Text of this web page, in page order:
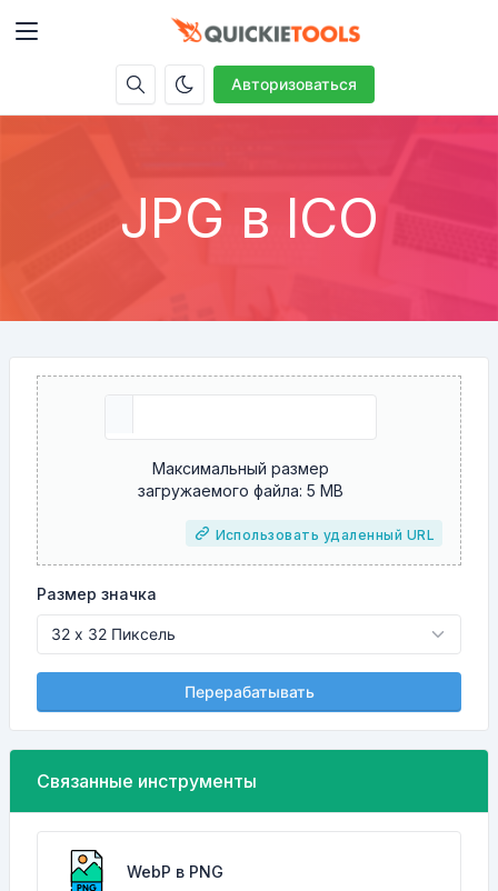
Авторизоваться
JPG в ICO
Максимальный размер
загружаемого файла: 5 MB
Использовать удаленный URL
Размер значка
Перерабатывать
Связанные инструменты
WebP в PNG